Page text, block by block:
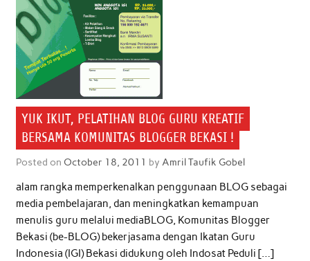
YUK IKUT, PELATIHAN BLOG GURU KREATIF
BERSAMA KOMUNITAS BLOGGER BEKASI !
Posted on October 18, 2011 by Amril Taufik Gobel
alam rangka memperkenalkan penggunaan BLOG sebagai
media pembelajaran, dan meningkatkan kemampuan
menulis guru melalui mediaBLOG, Komunitas Blogger
Bekasi (be-BLOG) bekerjasama dengan Ikatan Guru
Indonesia (IGI) Bekasi didukung oleh Indosat Peduli […]